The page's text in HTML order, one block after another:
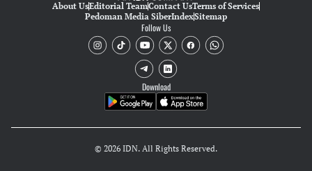
About UsEditorial TeamContact UsTerms of Services
Pedoman Media SiberIndexSitemap
Follow Us
Download
© 2026 IDN. All Rights Reserved.